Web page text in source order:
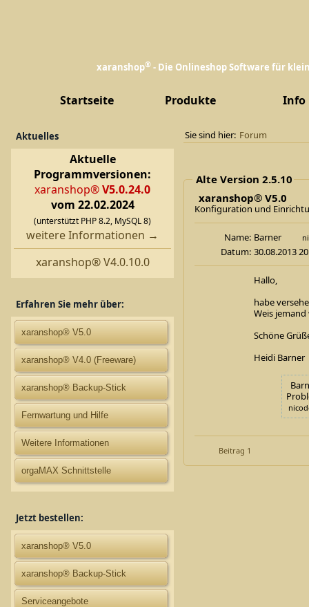
xaranshop® - Die Onlineshop Software für
Startseite Produkte Info
Aktuelles
Aktuelle
Programmversionen:
xaranshop®V5.0.24.0
vom 22.02.2024
(unterstützt PHP 8.2, MySQL 8)
weitere Informationen →
xaranshop® V4.0.10.0
Erfahren Sie mehr über:
xaranshop® V5.0
xaranshop® V4.0 (Freeware)
xaranshop® Backup-Stick
Fernwartung und Hilfe
Weitere Informationen
orgaMAX Schnittstelle
Jetzt bestellen:
xaranshop® V5.0
xaranshop® Backup-Stick
Serviceangebote
Sie sind hier: Forum
Alte Version 2.5.10
xaranshop® V5.0
Konfiguration und
Name: Barner
Datum: 30.08.2013
Hallo,
habe
Weis
Schöne
Heidi Barner
Beitrag 1